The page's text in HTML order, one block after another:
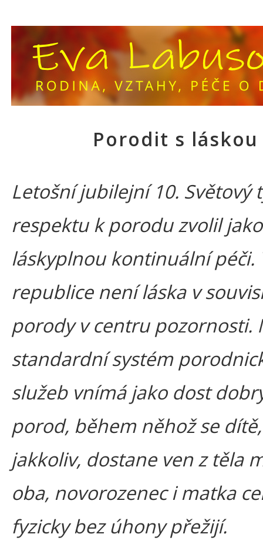
Porodit s láskou
Letošní jubilejní 10. Světový
respektu k porodu zvolil
láskyplnou kontinuální péči.
republice není láska v
porody v centru pozornosti.
standardní systém
služeb vnímá jako dost
porod, během něhož se
jakkoliv, dostane ven z těla
oba, novorozenec i matka
fyzicky bez úhony přežijí.